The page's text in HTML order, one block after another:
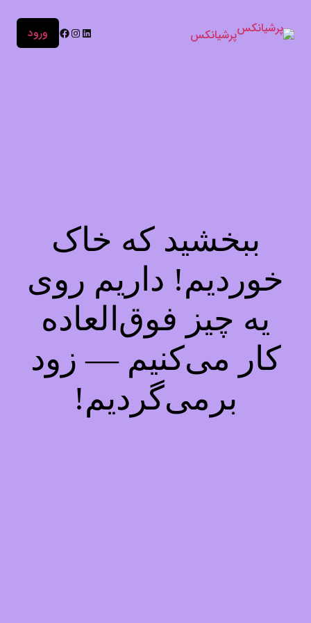
پرشیانکس ورود
ببخشید که خاک
خوردیم! داریم روی
یه چیز فوق‌العاده
کار می‌کنیم — زود
برمی‌گردیم!